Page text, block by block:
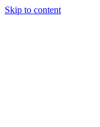
Skip to content